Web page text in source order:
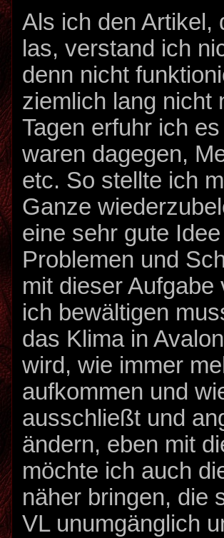
Als ich den Artikel,
las, verstand ich
denn nicht
ziemlich lang nicht
Tagen erfuhr ich
waren dagegen,
etc. So stellte ich
Ganze
eine sehr gute
Problemen und
mit dieser
ich bewältigen
das Klima in
wird, wie immer
aufkommen und
ausschließt und
ändern, eben mit
möchte ich auch
näher bringen, die
VL unumgänglich